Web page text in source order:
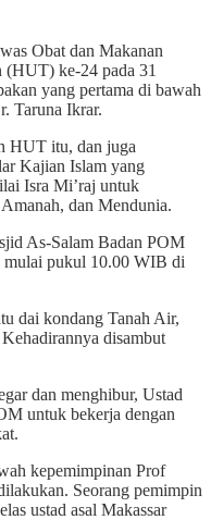
Obat dan Makanan
ke-24 pada 31
yang pertama di bawah
Taruna Ikrar.
HUT itu, dan juga
Kajian Islam yang
Isra Mi’raj untuk
dan Mendunia.
As-Salam Badan POM
mulai pukul 10.00 WIB di
dai kondang Tanah Air,
disambut
dan menghibur, Ustad
untuk bekerja dengan
kepemimpinan Prof
Seorang pemimpin
ustad asal Makassar